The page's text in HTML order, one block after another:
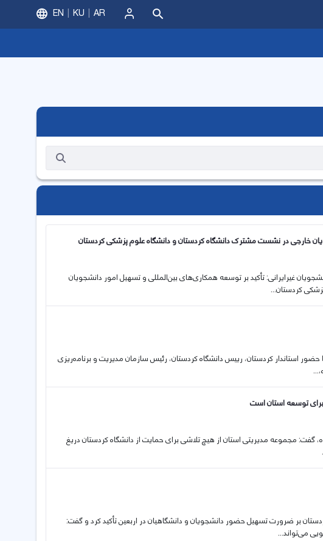
ورود
EN KU AR
خارجی در نشست مشترک دانشگاه کردستان و دانشگاه علوم پزشکی کردستان
غیرایرانی: تأکید بر توسعه همکاری‌های بین‌المللی و تسهیل امور دانشجویان
کردستان...
شورای دانشگاه کردستان در روز شنبە ۱۰ مرداد ۱٤۰٥ با حضور استاندار کردستان، رییس دانشگاه کردستان، رئیس سازمان مدیریت و برنامەریزی
برای توسعه استان است
گفت: مجموعه مدیریتی استان از هیچ تلاشی برای حمایت از دانشگاه کردستان دریغ
بر ضرورت تسهیل حضور دانشجویان و دانشگاهیان در اربعین تأکید کرد و گفت:
می‌تواند...